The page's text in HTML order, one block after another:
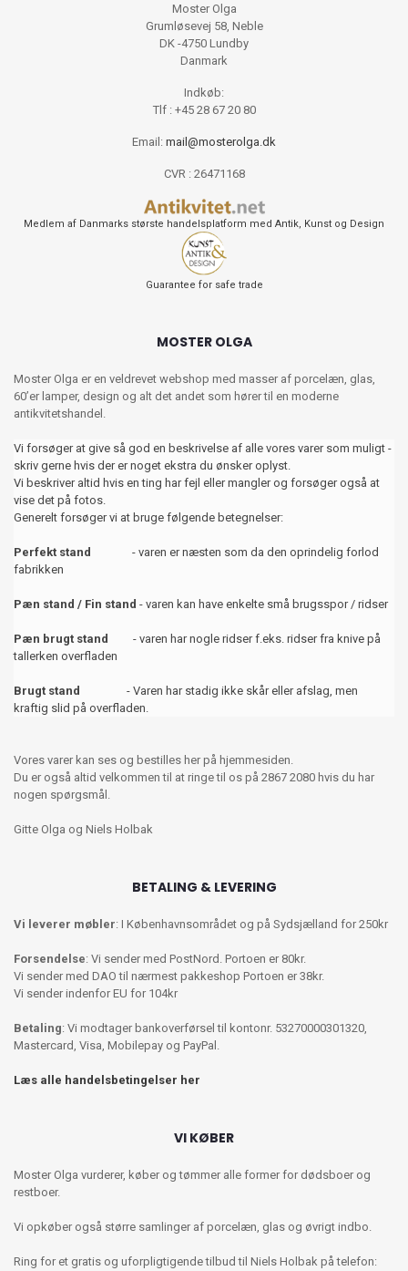
Moster Olga
Grumløsevej 58, Neble
DK -4750 Lundby
Danmark
Indkøb:
Tlf : +45 28 67 20 80
Email: mail@mosterolga.dk
CVR : 26471168
Medlem af Danmarks største handelsplatform med Antik, Kunst og Design
Guarantee for safe trade
MOSTER OLGA
Moster Olga er en veldrevet webshop med masser af porcelæn, glas,
60’er lamper, design og alt det andet som hører til en moderne
antikvitetshandel.
Vi forsøger at give så god en beskrivelse af alle vores varer som muligt -
skriv gerne hvis der er noget ekstra du ønsker oplyst.
Vi beskriver altid hvis en ting har fejl eller mangler og forsøger også at
vise det på fotos.
Generelt forsøger vi at bruge følgende betegnelser:
Perfekt stand - varen er næsten som da den oprindelig forlod
fabrikken
Pæn stand / Fin stand - varen kan have enkelte små brugsspor / ridser
Pæn brugt stand
- varen har nogle ridser f.eks. ridser fra knive på
tallerken overfladen
Brugt stand
- Varen har stadig ikke skår eller afslag, men
kraftig slid på overfladen.
Vores varer kan ses og bestilles her på hjemmesiden.
Du er også altid velkommen til at ringe til os på 2867 2080 hvis du har
nogen spørgsmål.
Gitte Olga og Niels Holbak
BETALING & LEVERING
Vi leverer møbler: I Københavnsområdet og på Sydsjælland for 250kr
Forsendelse: Vi sender med PostNord. Portoen er 80kr.
Vi sender med DAO til nærmest pakkeshop Portoen er 38kr.
Vi sender indenfor EU for 104kr
Betaling: Vi modtager bankoverførsel til kontonr. 53270000301320,
Mastercard, Visa, Mobilepay og PayPal.
Læs alle handelsbetingelser her
VI KØBER
Moster Olga vurderer, køber og tømmer alle former for dødsboer og
restboer.
Vi opkøber også større samlinger af porcelæn, glas og øvrigt indbo.
Ring for et gratis og uforpligtigende tilbud til Niels Holbak på telefon: